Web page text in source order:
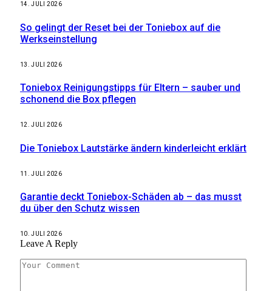
14. JULI 2026
So gelingt der Reset bei der Toniebox auf die
Werkseinstellung
13. JULI 2026
Toniebox Reinigungstipps für Eltern – sauber und
schonend die Box pflegen
12. JULI 2026
Die Toniebox Lautstärke ändern kinderleicht erklärt
11. JULI 2026
Garantie deckt Toniebox-Schäden ab – das musst
du über den Schutz wissen
10. JULI 2026
Leave A Reply